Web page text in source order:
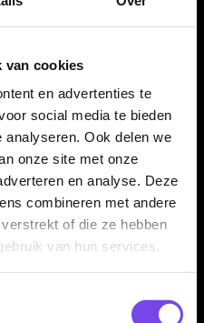
van cookies
en advertenties te
social media te bieden
Ook delen we
onze site met onze
en analyse. Deze
combineren met andere
of die ze hebben
van hun services.
Grandslam Golden Virgin
90% 21 t/m 27 Gram -
Dartpijlen